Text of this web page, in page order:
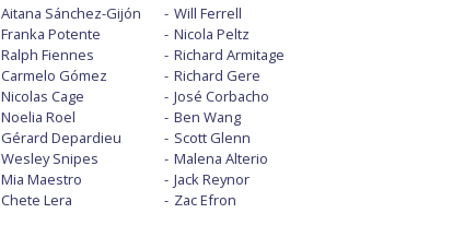
Aitana Sánchez-Gijón
Franka Potente
Ralph Fiennes
Carmelo Gómez
Nicolas Cage
Noelia Roel
Gérard Depardieu
Wesley Snipes
Mia Maestro
Chete Lera
Will Ferrell
Nicola Peltz
Richard Armitage
Richard Gere
José Corbacho
Ben Wang
Scott Glenn
Malena Alterio
Jack Reynor
Zac Efron